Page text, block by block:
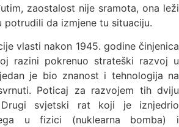
zaostalost nije sramota, ona leži
potrudili da izmjene tu situaciju.
vlasti nakon 1945. godine činjenica
razini pokrenuo strateški razvoj u
je bio znanost i tehnologija na
Poticaj za razvojem tih dviju
svjetski rat koji je iznjedrio
u fizici (nuklearna bomba) i